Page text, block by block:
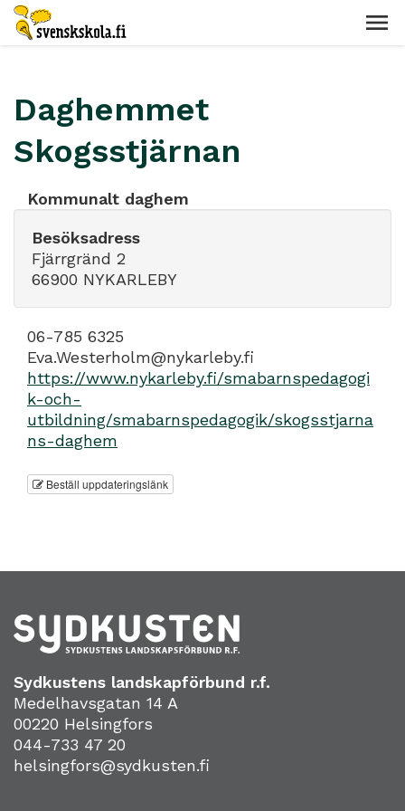
Daghemmet
Skogsstjärnan
Kommunalt daghem
Besöksadress
Fjärrgränd 2
66900 NYKARLEBY
06-785 6325
Eva.Westerholm@nykarleby.fi
https://www.nykarleby.fi/smabarnspedagogi
k-och-
utbildning/smabarnspedagogik/skogsstjarna
ns-daghem
Beställ uppdateringslänk
Sydkustens landskapförbund r.f.
Medelhavsgatan 14 A
00220 Helsingfors
044-733 47 20
helsingfors@sydkusten.fi